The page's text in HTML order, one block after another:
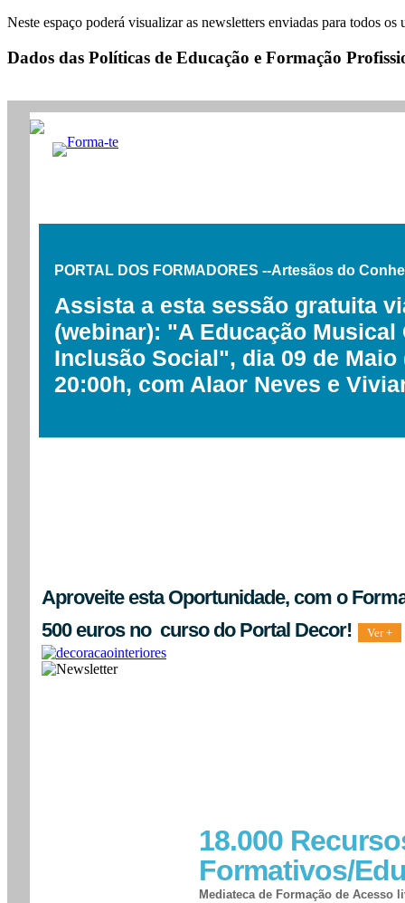
Neste espaço poderá visualizar as newsletters enviadas para todos
Dados das Políticas de Educação e Formação
PORTAL DOS FORMADORES --Artesãos do
Assista a esta sessão gratuita
(webinar): "A Educação Musical
Inclusão Social", dia 09 de Maio
20:00h, com Alaor Neves e
Aproveite esta Oportunidade, com o
500 euros no curso do Portal Decor!
Ver +
18.000
Formativos/
Mediateca de Formação de Acesso